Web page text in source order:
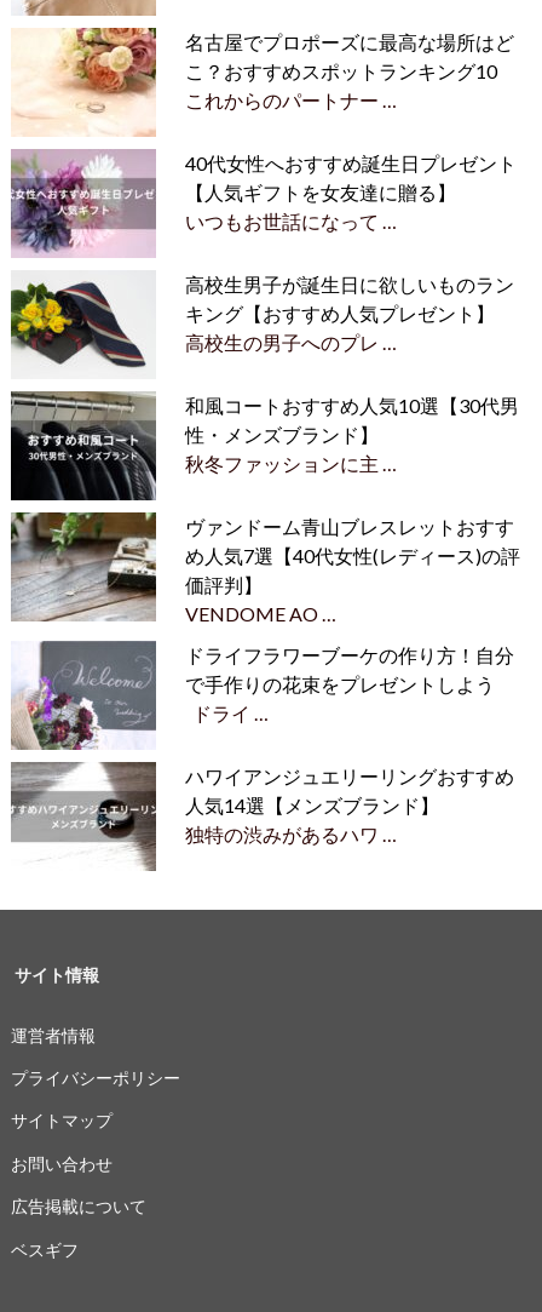
名古屋でプロポーズに最高な場所はど
こ？おすすめスポットランキング10
これからのパートナー …
40代女性へおすすめ誕生日プレゼント
【人気ギフトを女友達に贈る】
いつもお世話になって …
高校生男子が誕生日に欲しいものラン
キング【おすすめ人気プレゼント】
高校生の男子へのプレ …
和風コートおすすめ人気10選【30代男
性・メンズブランド】
秋冬ファッションに主 …
ヴァンドーム青山ブレスレットおすす
め人気7選【40代女性(レディース)の評
価評判】
VENDOME AO …
ドライフラワーブーケの作り方！自分
で手作りの花束をプレゼントしよう
ドライ …
ハワイアンジュエリーリングおすすめ
人気14選【メンズブランド】
独特の渋みがあるハワ …
サイト情報
運営者情報
プライバシーポリシー
サイトマップ
お問い合わせ
広告掲載について
ベスギフ